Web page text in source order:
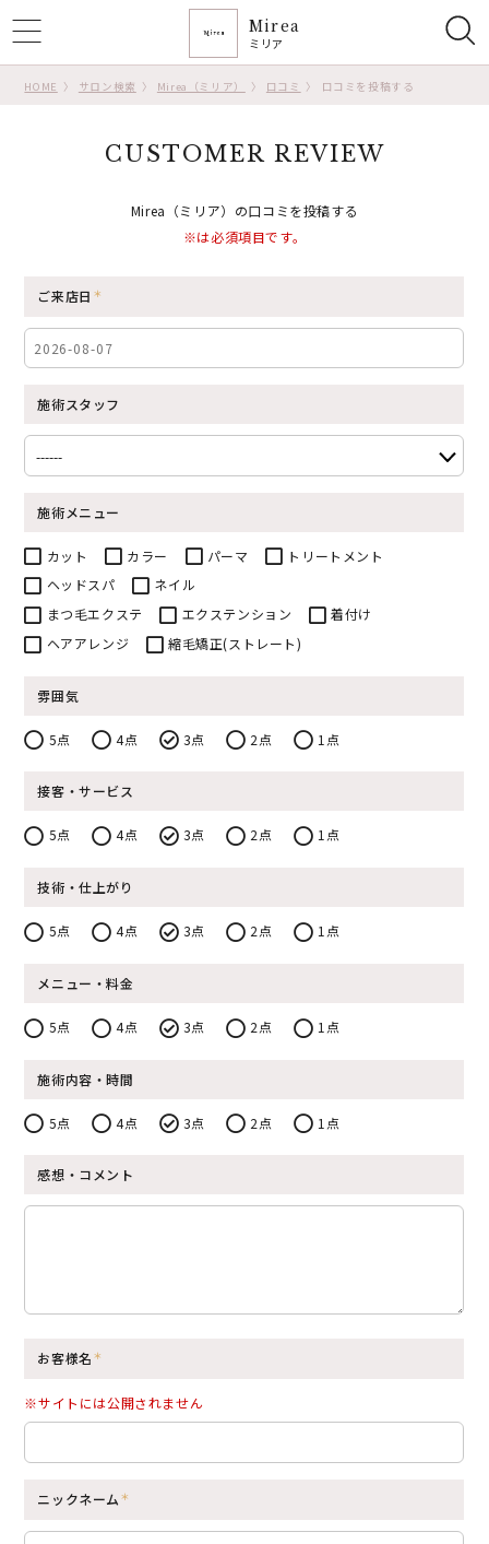
HOME サロン検索 Mirea（ミリア） 口コミ 口コミを投稿する
Mirea
ミリア
CUSTOMER REVIEW
Mirea（ミリア）の口コミを投稿する
※は必須項目です。
ご来店日
施術スタッフ
施術メニュー
カット カラー パーマ
トリートメント
ヘッドスパ
ネイル
まつ毛エクステ
エクステンション
着付け
ヘアアレンジ
縮毛矯正(ストレート)
雰囲気
5点 4点 3点 2点 1点
接客・サービス
5点 4点 3点 2点 1点
技術・仕上がり
5点 4点 3点 2点 1点
メニュー・料金
5点 4点 3点 2点 1点
施術内容・時間
5点 4点 3点 2点 1点
感想・コメント
お客様名
※サイトには公開されません
ニックネーム